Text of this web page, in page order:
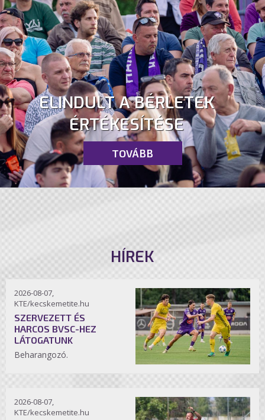
ELINDULT A BÉRLETEK
ÉRTÉKESÍTÉSE
TOVÁBB
HÍREK
2026-08-07,
KTE/kecskemetite.hu
SZERVEZETT ÉS
HARCOS BVSC-HEZ
LÁTOGATUNK
Beharangozó.
2026-08-07,
KTE/kecskemetite.hu